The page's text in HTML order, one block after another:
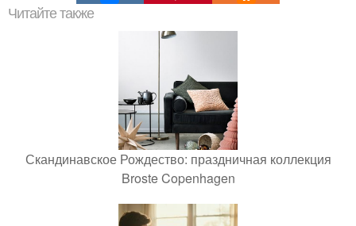
Читайте также
Скандинавское Рождество: праздничная коллекция
Broste Copenhagen